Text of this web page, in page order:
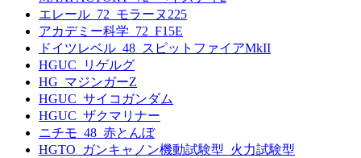
エレール_72_モラーヌ225
アカデミー科学_72_F15E
ドイツレベル_48_スピットファイアMkII
HGUC_リゲルグ
HG_マジンガーZ
HGUC_サイコガンダム
HGUC_ザクマリナー
ニチモ_48_赤とんぼ
HGTO_ガンキャノン機動試験型_火力試験型